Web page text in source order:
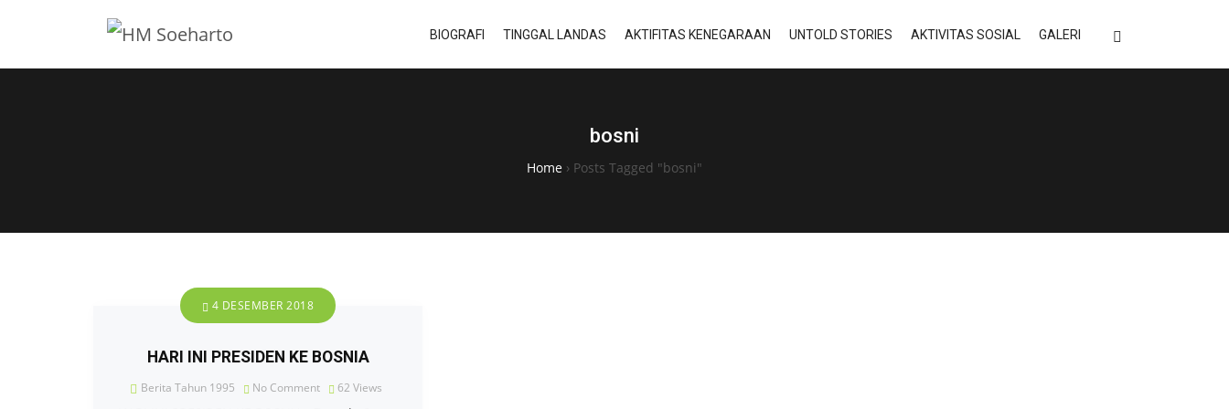
BIOGRAFI TINGGAL LANDAS AKTIFITAS KENEGARAAN UNTOLD STORIES AKTIVITAS SOSIAL GALERI
bosni
Home › Posts Tagged "bosni"
4 DESEMBER 2018
HARI INI PRESIDEN KE BOSNIA
Berita Tahun 1995 No Comment 62 Views